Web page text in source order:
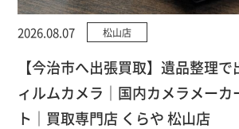
2026.08.07 松山店
【今治市へ出張買取】遺品整理
ィルムカメラ｜国内カメラメーカ
ト｜買取専門店 くらや 松山店